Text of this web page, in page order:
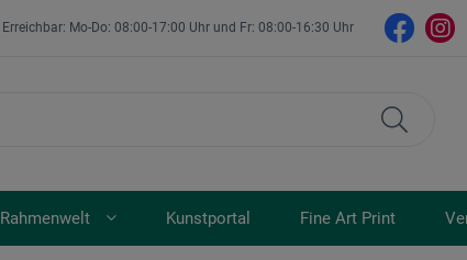
Erreichbar: Mo-Do: 08:00-17:00 Uhr und Fr: 08:00-16:30 Uhr
Rahmenwelt Kunstportal Fine Art Print